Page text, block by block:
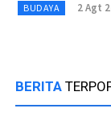
BUDAYA 2 Agt
BERITA